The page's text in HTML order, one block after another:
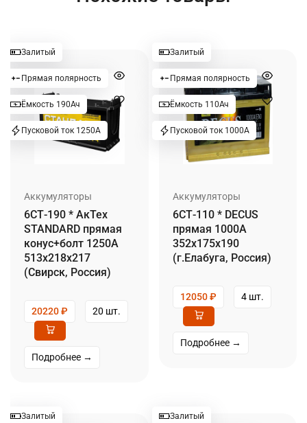
Залитый
Прямая полярность
Ёмкость 190Ач
Пусковой ток 1250А
Аккумуляторы
6СТ-190 * АкТех
STANDARD прямая
конус+болт 1250А
513x218x217
(Свирск, Россия)
20220₽ 20 шт.
Подробнее →
Залитый
Прямая полярность
Ёмкость 110Ач
Пусковой ток 1000А
Аккумуляторы
6СТ-110 * DECUS
прямая 1000А
352x175x190
(г.Елабуга, Россия)
12050₽ 4 шт.
Подробнее →
Залитый Залитый